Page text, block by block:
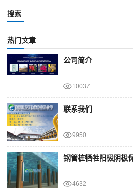
搜索
热门文章
公司简介
10037
联系我们
9950
钢管桩牺牲阳极阴极
4632